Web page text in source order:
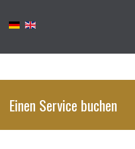
Einen Service buchen